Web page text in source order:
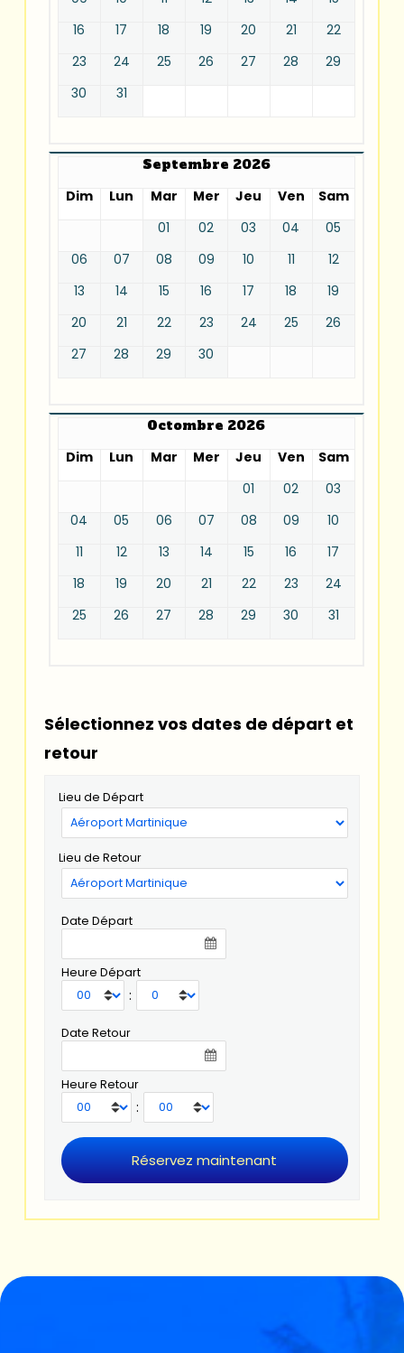
16
17 18 19 20 21
22
23
24 25 26 27 28
29
30
31
Septembre 2026
Dim
Lun Mar Mer Jeu Ven
Sam
01
02 03 04
05
06
07 08 09 10 11
12
13
14 15 16 17 18
19
20
21 22 23 24 25
26
27
28 29 30
Octombre 2026
Dim
Lun Mar Mer Jeu Ven
Sam
01
02
03
04
05 06 07 08 09
10
11
12 13 14 15 16
17
18
19 20 21 22 23
24
25
26 27 28 29 30 31
Sélectionnez vos dates de départ et
retour
Lieu de Départ
Lieu de Retour
Date Départ
Heure Départ
:
Date Retour
Heure Retour
: